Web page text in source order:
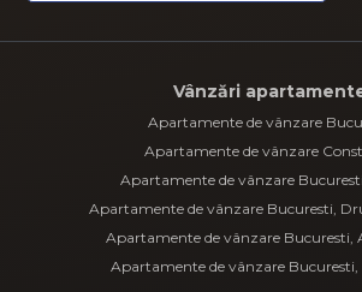
Vânzări
Apartamente de vânzare
Apartamente de vânzare
Apartamente de vânzare
Apartamente de vânzare Bucuresti,
Apartamente de vânzare Bucuresti,
Apartamente de vânzare Bucuresti,